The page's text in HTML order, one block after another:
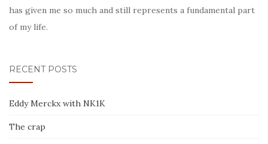
has given me so much and still represents a fundamental part
of my life.
RECENT POSTS
Eddy Merckx with NK1K
The crap